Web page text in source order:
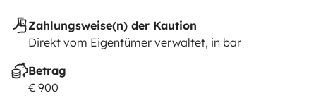
Zahlungsweise(n) der Kaution
Direkt vom Eigentümer verwaltet, in bar
Betrag
€ 900